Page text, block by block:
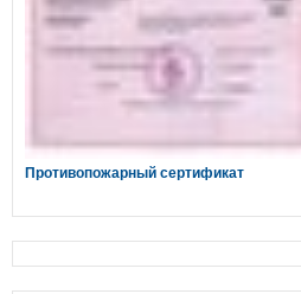
Противопожарный сертификат